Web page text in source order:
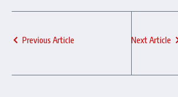
Previous Article Next Article